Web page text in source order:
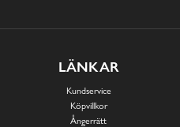
LÄNKAR
Kundservice
Köpvillkor
Ångerrätt